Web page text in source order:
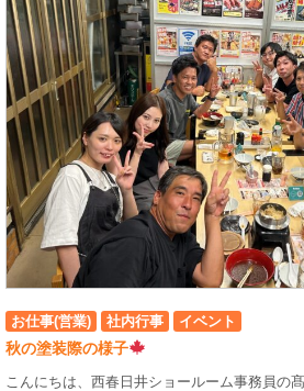
お仕事(営業) 社内行事 イベント
秋の塗装際の様子
こんにちは、西春日井ショールーム事務員の